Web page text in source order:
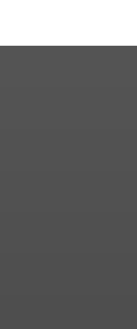
полосы